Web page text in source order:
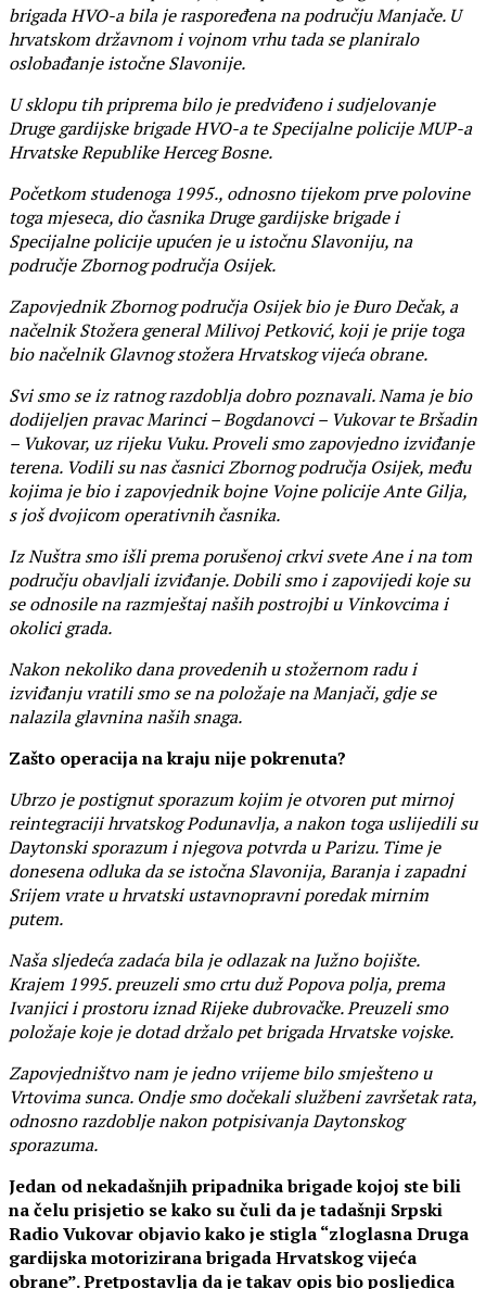
brigada HVO-a bila je raspoređena na području Manjače. U
hrvatskom državnom i vojnom vrhu tada se planiralo
oslobađanje istočne Slavonije.
U sklopu tih priprema bilo je predviđeno i sudjelovanje
Druge gardijske brigade HVO-a te Specijalne policije MUP-a
Hrvatske Republike Herceg Bosne.
Početkom studenoga 1995., odnosno tijekom prve polovine
toga mjeseca, dio časnika Druge gardijske brigade i
Specijalne policije upućen je u istočnu Slavoniju, na
područje Zbornog područja Osijek.
Zapovjednik Zbornog područja Osijek bio je Đuro Dečak, a
načelnik Stožera general Milivoj Petković, koji je prije toga
bio načelnik Glavnog stožera Hrvatskog vijeća obrane.
Svi smo se iz ratnog razdoblja dobro poznavali. Nama je bio
dodijeljen pravac Marinci – Bogdanovci – Vukovar te Bršadin
– Vukovar, uz rijeku Vuku. Proveli smo zapovjedno izviđanje
terena. Vodili su nas časnici Zbornog područja Osijek, među
kojima je bio i zapovjednik bojne Vojne policije Ante Gilja,
s još dvojicom operativnih časnika.
Iz Nuštra smo išli prema porušenoj crkvi svete Ane i na tom
području obavljali izviđanje. Dobili smo i zapovijedi koje su
se odnosile na razmještaj naših postrojbi u Vinkovcima i
okolici grada.
Nakon nekoliko dana provedenih u stožernom radu i
izviđanju vratili smo se na položaje na Manjači, gdje se
nalazila glavnina naših snaga.
Zašto operacija na kraju nije pokrenuta?
Ubrzo je postignut sporazum kojim je otvoren put mirnoj
reintegraciji hrvatskog Podunavlja, a nakon toga uslijedili su
Daytonski sporazum i njegova potvrda u Parizu. Time je
donesena odluka da se istočna Slavonija, Baranja i zapadni
Srijem vrate u hrvatski ustavnopravni poredak mirnim
putem.
Naša sljedeća zadaća bila je odlazak na Južno bojište.
Krajem 1995. preuzeli smo crtu duž Popova polja, prema
Ivanjici i prostoru iznad Rijeke dubrovačke. Preuzeli smo
položaje koje je dotad držalo pet brigada Hrvatske vojske.
Zapovjedništvo nam je jedno vrijeme bilo smješteno u
Vrtovima sunca. Ondje smo dočekali službeni završetak rata,
odnosno razdoblje nakon potpisivanja Daytonskog
sporazuma.
Jedan od nekadašnjih pripadnika brigade kojoj ste bili
na čelu prisjetio se kako su čuli da je tadašnji Srpski
Radio Vukovar objavio kako je stigla “zloglasna Druga
gardijska motorizirana brigada Hrvatskog vijeća
obrane”. Pretpostavlja da je takav opis bio posljedica